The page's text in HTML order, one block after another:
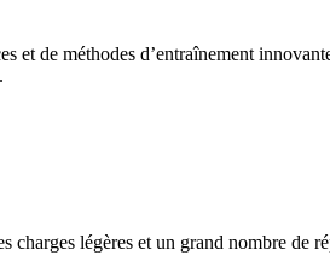
et de méthodes d’entraînement
charges légères et un grand nombre de